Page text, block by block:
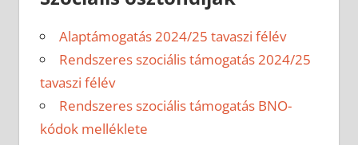
Alaptámogatás 2024/25 tavaszi félév
Rendszeres szociális támogatás 2024/25
tavaszi félév
Rendszeres szociális támogatás BNO-
kódok melléklete